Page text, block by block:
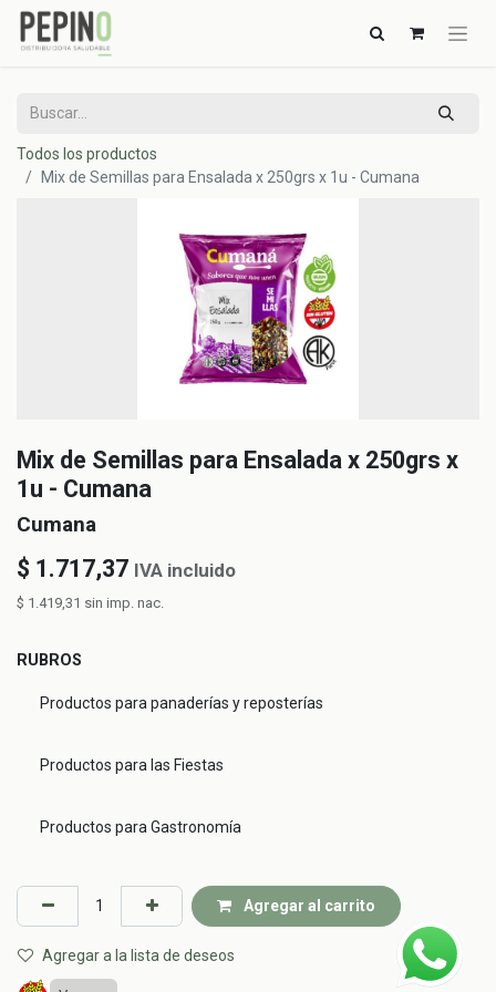
Todos los productos
Mix de Semillas para Ensalada x 250grs x 1u - Cumana
Mix de Semillas para Ensalada x 250grs x
1u - Cumana
Cumana
$ 1.717,37 IVA incluido
$ 1.419,31 sin imp. nac.
RUBROS
Productos para panaderías y reposterías
Productos para las Fiestas
Productos para Gastronomía
Agregar al carrito
Agregar a la lista de deseos